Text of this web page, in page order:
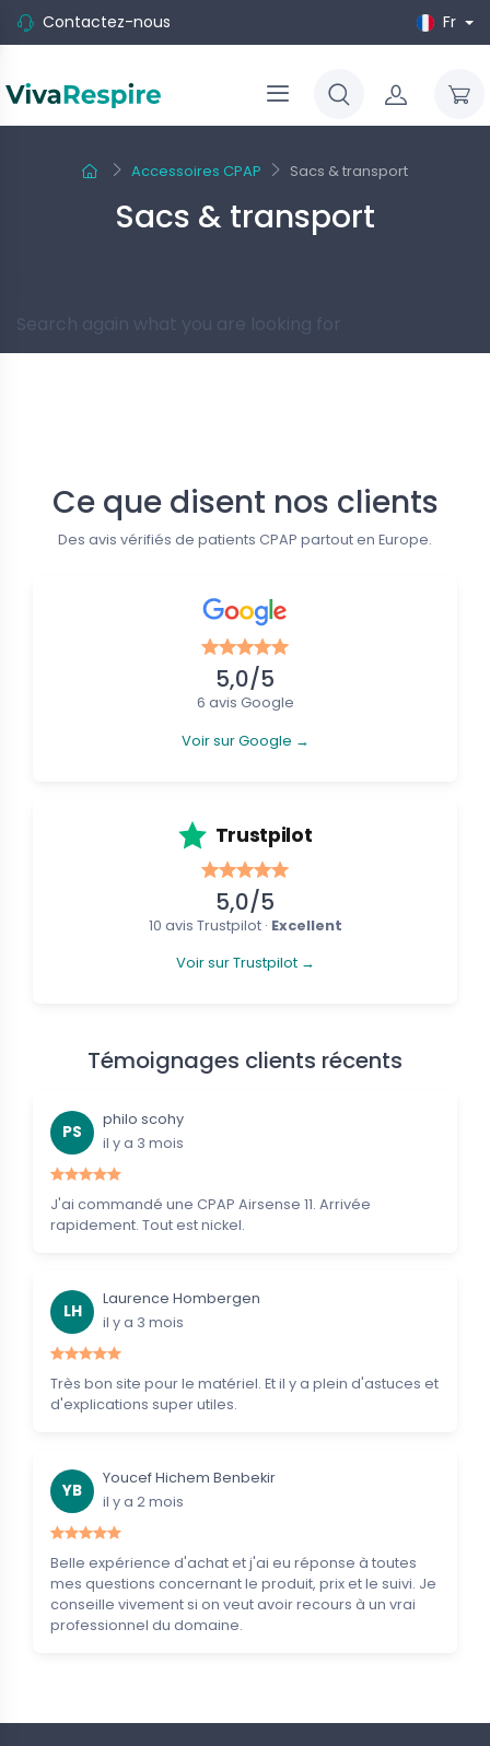
Contactez-nous Fr
Accessoires CPAP Sacs & transport
Sacs & transport
Nouveau
Masques nasaux
37,19 € 41,32 €
Search again what you are looking for
Ce que disent nos clients
Des avis vérifiés de patients CPAP partout en Europe.
5,0/5
6 avis Google
Voir sur Google →
Trustpilot
5,0/5
10 avis Trustpilot · Excellent
Voir sur Trustpilot →
Témoignages clients récents
PS
philo scohy
il y a 3 mois
J'ai commandé une CPAP Airsense 11. Arrivée
rapidement. Tout est nickel.
LH
Laurence Hombergen
il y a 3 mois
Très bon site pour le matériel. Et il y a plein d'astuces et
d'explications super utiles.
YB
Youcef Hichem Benbekir
il y a 2 mois
Belle expérience d'achat et j'ai eu réponse à toutes
mes questions concernant le produit, prix et le suivi. Je
conseille vivement si on veut avoir recours à un vrai
professionnel du domaine.